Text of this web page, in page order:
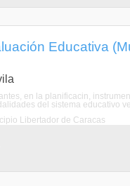
Educativa
en la planificacin,
del sistema educativo
Libertador de Caracas